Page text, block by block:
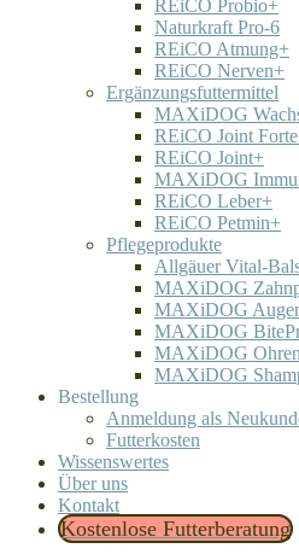
REiCO Probio+
Naturkraft Pro-6
REiCO Atmung+
REiCO Nerven+
Ergänzungsfuttermittel
MAXiDOG
REiCO Joint
REiCO Joint+
MAXiDOG
REiCO Leber+
REiCO Petmin+
Pflegeprodukte
Allgäuer Vital-
MAXiDOG
MAXiDOG
MAXiDOG
MAXiDOG
MAXiDOG
Bestellung
Anmeldung als
Futterkosten
Wissenswertes
Über uns
Kontakt
Kostenlose Futterberatung